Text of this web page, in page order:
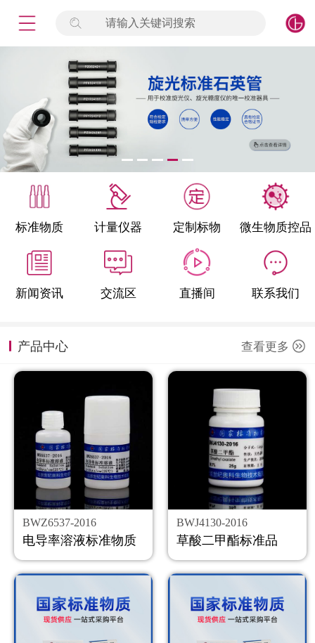
请输入关键词搜索
标准物质 计量仪器 定制标物 微生物质控品
新闻资讯 交流区 直播间 联系我们
产品中心 查看更多
BWZ6537-2016
电导率溶液标准物质
BWJ4130-2016
草酸二甲酯标准品
签到
标准物质
产品专项
微生物检测/质控品
定制标物
定制仪器
新闻资讯
公司主页
购物车
会员中心
联系我们
返回主页